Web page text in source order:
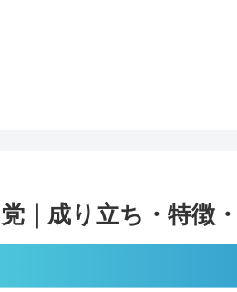
｜成り立ち・特徴